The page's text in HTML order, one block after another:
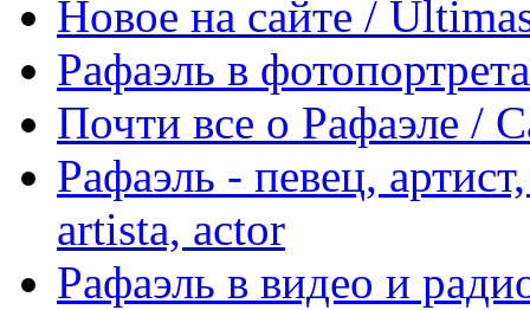
Новое на сайте /
Рафаэль в
Почти все о Рафаэле /
Рафаэль - певец,
artista, actor
Рафаэль в видео и